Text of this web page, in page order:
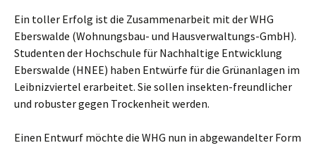
Ein toller Erfolg ist die Zusammenarbeit mit der WHG
Eberswalde (Wohnungsbau- und Hausverwaltungs-GmbH).
Studenten der Hochschule für Nachhaltige Entwicklung
Eberswalde (HNEE) haben Entwürfe für die Grünanlagen im
Leibnizviertel erarbeitet. Sie sollen insekten-freundlicher
und robuster gegen Trockenheit werden.
Einen Entwurf möchte die WHG nun in abgewandelter Form